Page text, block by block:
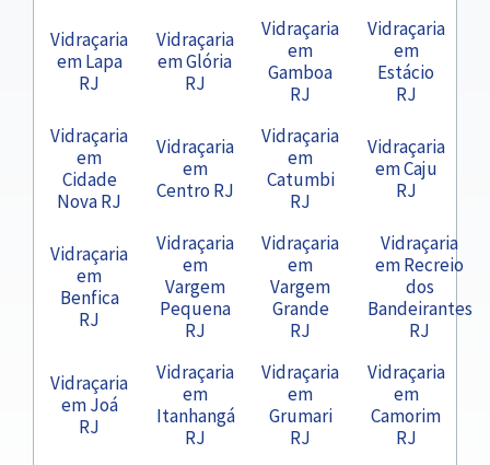
Vidraçaria
em Lapa
RJ
Vidraçaria
em Glória
RJ
Vidraçaria
em
Gamboa
RJ
Vidraçaria
em
Estácio
RJ
Vidraçaria
em
Cidade
Nova RJ
Vidraçaria
em
Centro RJ
Vidraçaria
em
Catumbi
RJ
Vidraçaria
em Caju
RJ
Vidraçaria
em
Benfica
RJ
Vidraçaria
em
Vargem
Pequena
RJ
Vidraçaria
em
Vargem
Grande
RJ
Vidraçaria
em Recreio
dos
Bandeirantes
RJ
Vidraçaria
em Joá
RJ
Vidraçaria
em
Itanhangá
RJ
Vidraçaria
em
Grumari
RJ
Vidraçaria
em
Camorim
RJ